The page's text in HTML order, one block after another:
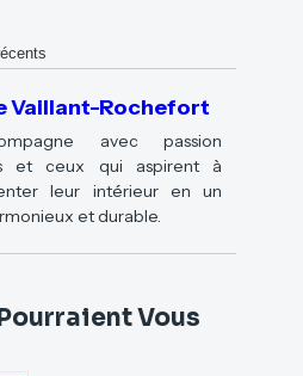
Vaillant-Rochefort
avec passion
et ceux qui aspirent à
leur intérieur en un
et durable.
Vous